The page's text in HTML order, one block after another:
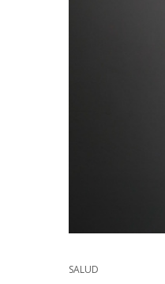
SALUD